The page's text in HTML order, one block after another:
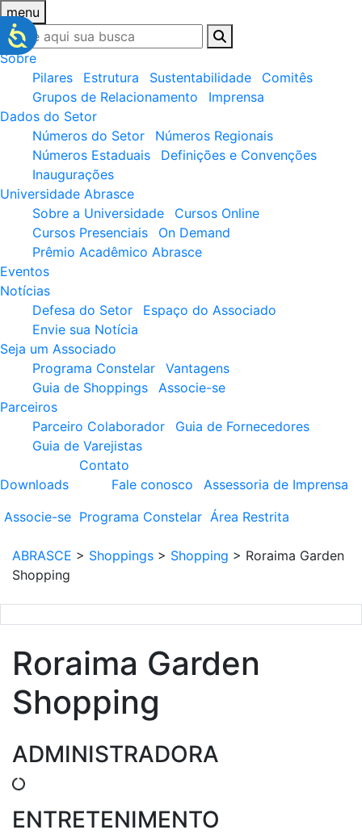
menu
Sobre
Pilares
Estrutura Sustentabilidade
Comitês
Grupos de Relacionamento
Imprensa
Dados do Setor
Números do Setor
Números Regionais
Números Estaduais
Definições e Convenções
Inaugurações
Universidade Abrasce
Sobre a Universidade
Cursos Online
Cursos Presenciais
On Demand
Prêmio Acadêmico Abrasce
Eventos
Notícias
Defesa do Setor
Espaço do Associado
Envie sua Notícia
Seja um Associado
Programa Constelar
Vantagens
Guia de Shoppings
Associe-se
Parceiros
Parceiro Colaborador
Guia de Fornecedores
Guia de Varejistas
Downloads
Contato
Fale conosco
Assessoria de Imprensa
Associe-se Programa Constelar Área Restrita
ABRASCE > Shoppings > Shopping > Roraima Garden
Shopping
Roraima Garden
Shopping
ADMINISTRADORA
ENTRETENIMENTO